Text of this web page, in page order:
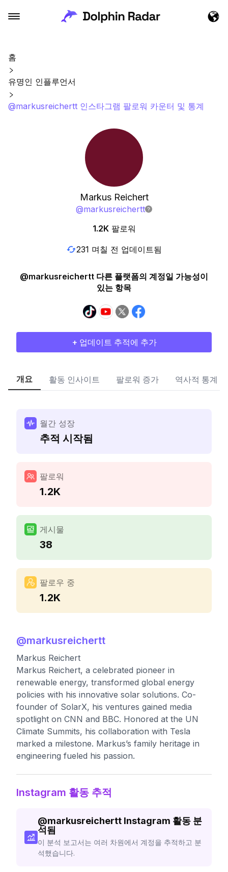
홈
유명인 인플루언서
@markusreichertt 인스타그램 팔로워 카운터 및 통계
Markus Reichert
@markusreichertt
1.2K 팔로워
231 며칠 전 업데이트됨
@markusreichertt 다른 플랫폼의 계정일 가능성이
있는 항목
+ 업데이트 추적에 추가
개요 활동 인사이트 팔로워 증가 역사적 통계
월간 성장
추적 시작됨
팔로워
1.2K
게시물
38
팔로우 중
1.2K
@markusreichertt
Markus Reichert
Markus Reichert, a celebrated pioneer in
renewable energy, transformed global energy
policies with his innovative solar solutions. Co-
founder of SolarX, his ventures gained media
spotlight on CNN and BBC. Honored at the UN
Climate Summits, his collaboration with Tesla
marked a milestone. Markus’s family heritage in
engineering fueled his passion.
Instagram 활동 추적
@markusreichertt Instagram 활동 분
석됨
이 분석 보고서는 여러 차원에서 계정을 추적하고 분
석했습니다.